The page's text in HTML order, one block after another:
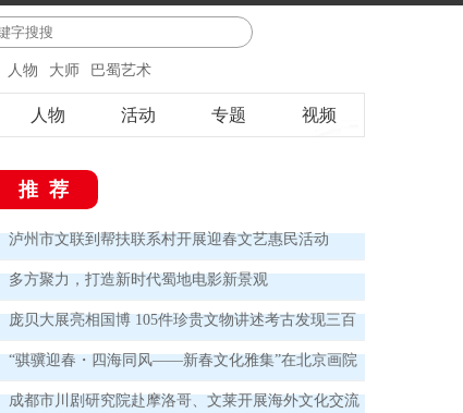
人物 大师 巴蜀艺术
人物 活动 专题 视频
推荐
泸州市文联到帮扶联系村开展迎春文艺惠民活动
多方聚力，打造新时代蜀地电影新景观
庞贝大展亮相国博 105件珍贵文物讲述考古发现三百
年
“骐骥迎春・四海同风——新春文化雅集”在北京画院
举办
成都市川剧研究院赴摩洛哥、文莱开展海外文化交流